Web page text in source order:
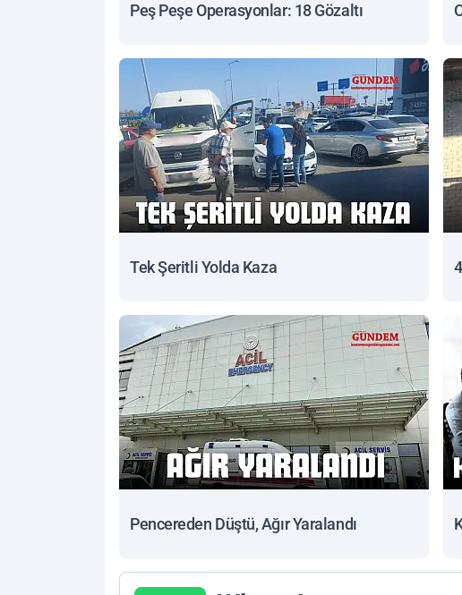
Peş Peşe Operasyonlar: 18 Gözaltı
Tek Şeritli Yolda Kaza
Pencereden Düştü, Ağır Yaralandı